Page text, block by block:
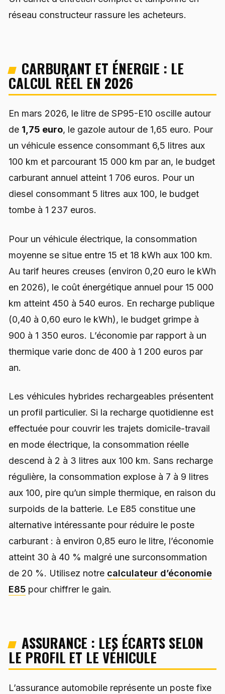
réseau constructeur rassure les acheteurs.
CARBURANT ET ÉNERGIE : LE
CALCUL RÉEL EN 2026
En mars 2026, le litre de SP95-E10 oscille autour
de 1,75 euro, le gazole autour de 1,65 euro. Pour
un véhicule essence consommant 6,5 litres aux
100 km et parcourant 15 000 km par an, le budget
carburant annuel atteint 1 706 euros. Pour un
diesel consommant 5 litres aux 100, le budget
tombe à 1 237 euros.
Pour un véhicule électrique, la consommation
moyenne se situe entre 15 et 18 kWh aux 100 km.
Au tarif heures creuses (environ 0,20 euro le kWh
en 2026), le coût énergétique annuel pour 15 000
km atteint 450 à 540 euros. En recharge publique
(0,40 à 0,60 euro le kWh), le budget grimpe à
900 à 1 350 euros. L’économie par rapport à un
thermique varie donc de 400 à 1 200 euros par
an.
Les véhicules hybrides rechargeables présentent
un profil particulier. Si la recharge quotidienne est
effectuée pour couvrir les trajets domicile-travail
en mode électrique, la consommation réelle
descend à 2 à 3 litres aux 100 km. Sans recharge
régulière, la consommation explose à 7 à 9 litres
aux 100, pire qu’un simple thermique, en raison du
surpoids de la batterie. Le E85 constitue une
alternative intéressante pour réduire le poste
carburant : à environ 0,85 euro le litre, l’économie
atteint 30 à 40 % malgré une surconsommation
de 20 %. Utilisez notre calculateur d’économie
E85 pour chiffrer le gain.
ASSURANCE : LES ÉCARTS SELON
LE PROFIL ET LE VÉHICULE
L’assurance automobile représente un poste fixe